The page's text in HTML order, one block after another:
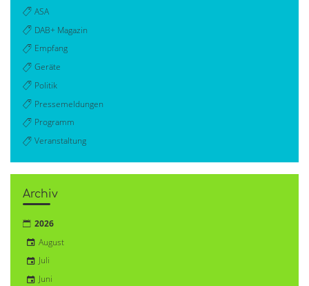
ASA
DAB+ Magazin
Empfang
Geräte
Politik
Pressemeldungen
Programm
Veranstaltung
Archiv
2026
August
Juli
Juni